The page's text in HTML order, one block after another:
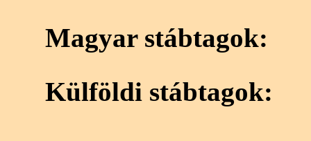
Magyar stábtagok:
Külföldi stábtagok: